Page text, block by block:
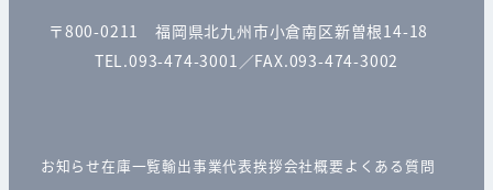
〒800-0211 福岡県北九州市小倉南区新曽根14-18
TEL.093-474-3001／FAX.093-474-3002
お知らせ在庫一覧輸出事業代表挨拶会社概要よくある質問